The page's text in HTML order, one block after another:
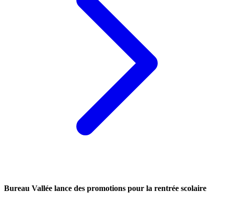
Bureau Vallée lance des promotions pour la rentrée scolaire